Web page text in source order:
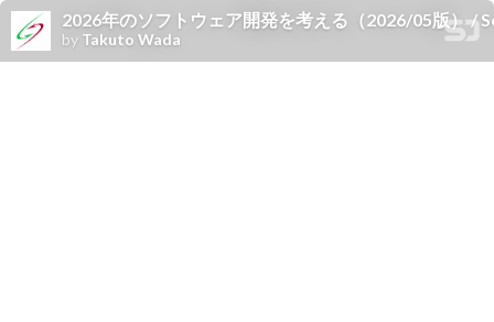
2026年のソフトウェア開発を考える（2026/05版）
by Takuto Wada